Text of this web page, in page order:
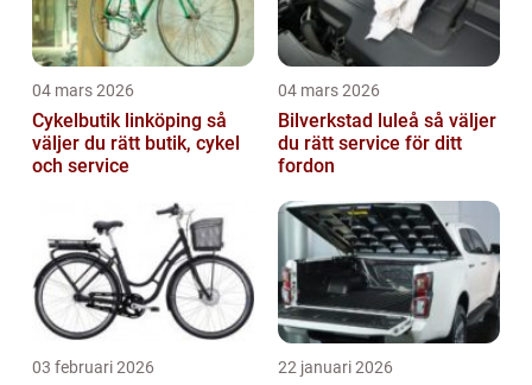
04 mars 2026
Cykelbutik linköping så
väljer du rätt butik, cykel
och service
04 mars 2026
Bilverkstad luleå så väljer
du rätt service för ditt
fordon
03 februari 2026 22 januari 2026